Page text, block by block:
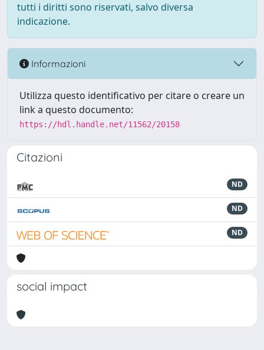
tutti i diritti sono riservati, salvo diversa
indicazione.
Informazioni
Utilizza questo identificativo per citare o creare un
link a questo documento:
https://hdl.handle.net/11562/20158
Citazioni
ND
ND
ND
social impact